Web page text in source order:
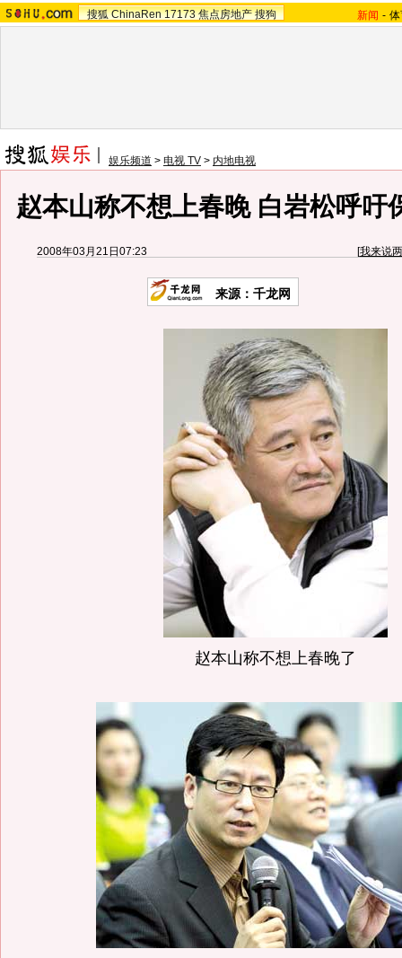
搜狐 ChinaRen 17173 焦点房地产 搜狗 新闻 -
娱乐频道 > 电视 TV > 内地电视
赵本山称不想上春晚 白岩松呼吁
2008年03月21日07:23 [我来说
来源：千龙网
赵本山称不想上春晚了